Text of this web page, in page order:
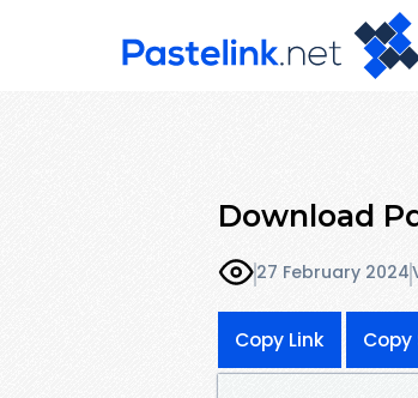
Download
27 February 2024
Copy Link Copy